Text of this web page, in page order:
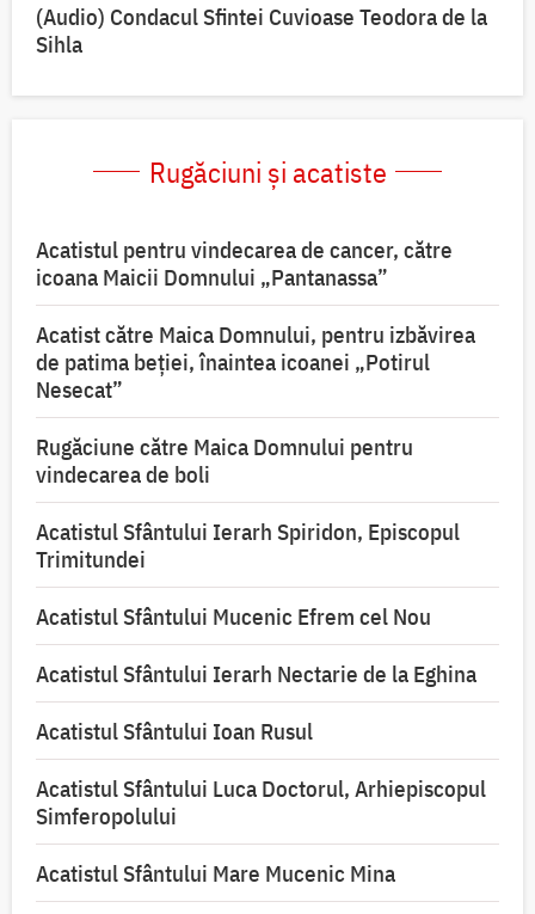
(Audio) Condacul Sfintei Cuvioase Teodora de la
Sihla
Rugăciuni și acatiste
Acatistul pentru vindecarea de cancer, către
icoana Maicii Domnului „Pantanassa”
Acatist către Maica Domnului, pentru izbăvirea
de patima beției, înaintea icoanei „Potirul
Nesecat”
Rugăciune către Maica Domnului pentru
vindecarea de boli
Acatistul Sfântului Ierarh Spiridon, Episcopul
Trimitundei
Acatistul Sfântului Mucenic Efrem cel Nou
Acatistul Sfântului Ierarh Nectarie de la Eghina
Acatistul Sfântului Ioan Rusul
Acatistul Sfântului Luca Doctorul, Arhiepiscopul
Simferopolului
Acatistul Sfântului Mare Mucenic Mina